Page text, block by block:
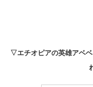
▽エチオピアの英雄アベ